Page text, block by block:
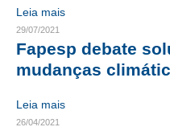
LEGISLAÇÃO
LEI 5.194/1966 –
Leia mais
29/07/2021
Fapesp debate
mudanças
Leia mais
26/04/2021